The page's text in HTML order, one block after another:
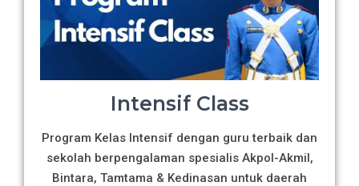
Intensif Class
Program Kelas Intensif dengan guru terbaik dan
sekolah berpengalaman spesialis Akpol-Akmil,
Bintara, Tamtama & Kedinasan untuk daerah